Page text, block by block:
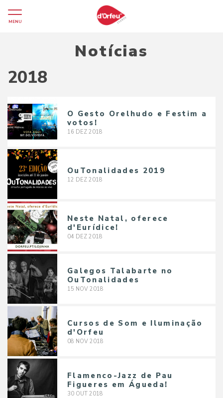
MENU
Notícias
2018
O Gesto Orelhudo e Festim a
votos!
16 DEZ 2018
OuTonalidades 2019
12 DEZ 2018
Neste Natal, oferece
d'Eurídice!
04 DEZ 2018
Galegos Talabarte no
OuTonalidades
15 NOV 2018
Cursos de Som e Iluminação
d'Orfeu
08 NOV 2018
Flamenco-Jazz de Pau
Figueres em Águeda!
30 OUT 2018